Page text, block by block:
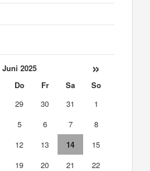
Juni 2025 »
Do Fr Sa
So
29 30 31
1
5 6 7
8
12 13 14
15
19 20 21
22